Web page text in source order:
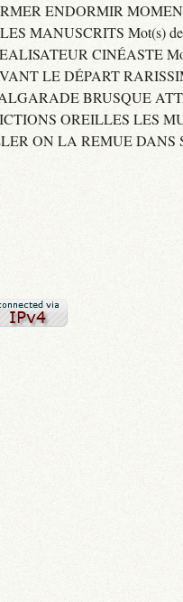
ENDORMIR
MANUSCRITS Mot(s) de
CINÉASTE
LE DÉPART
BRUSQUE
OREILLES LES
ON LA REMUE DANS